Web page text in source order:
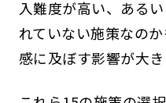
入難度が高い、ある
れていない施策なの
感に及ぼす影響が大